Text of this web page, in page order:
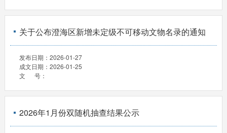
关于公布澄海区新增未定级不可移动文物名录的通知
发布日期： 2026-01-27
成文日期： 2026-01-25
文 号：
2026年1月份双随机抽查结果公示